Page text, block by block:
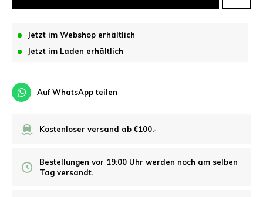
Jetzt im Webshop erhältlich
Jetzt im Laden erhältlich
Auf WhatsApp teilen
Kostenloser versand ab €100.-
Bestellungen vor 19:00 Uhr werden noch am selben
Tag versandt.